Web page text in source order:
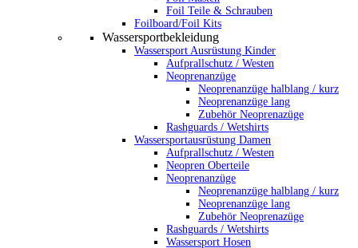
Foil Teile & Schrauben
Foilboard/Foil Kits
Wassersportbekleidung
Wassersport Ausrüstung Kinder
Aufprallschutz / Westen
Neoprenanzüge
Neoprenanzüge halblang / kurz
Neoprenanzüge lang
Zubehör Neoprenazüge
Rashguards / Wetshirts
Wassersportausrüstung Damen
Aufprallschutz / Westen
Neopren Oberteile
Neoprenanzüge
Neoprenanzüge halblang / kurz
Neoprenanzüge lang
Zubehör Neoprenazüge
Rashguards / Wetshirts
Wassersport Hosen